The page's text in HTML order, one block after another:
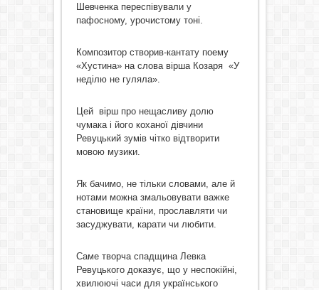
Шевченка переспівували у
пафосному, урочистому тоні.
Композитор створив-кантату поему
«Хустина» на слова вірша Козаря «У
неділю не гуляла».
Цей вірш про нещасливу долю
чумака і його коханої дівчини
Ревуцький зумів чітко відтворити
мовою музики.
Як бачимо, не тільки словами, але й
нотами можна змальовувати важке
становище країни, прославляти чи
засуджувати, карати чи любити.
Саме творча спадщина Левка
Ревуцького доказує, що у неспокійні,
хвилюючі часи для українського